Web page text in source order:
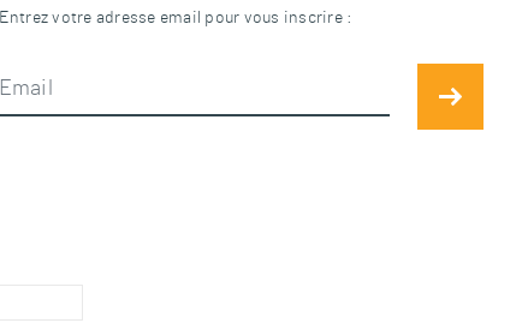
Entrez votre adresse email pour vous inscrire :